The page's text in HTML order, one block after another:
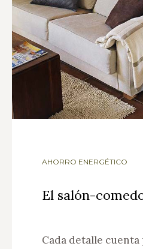
AHORRO ENERGÉTICO
El salón-
Cada detalle cuenta